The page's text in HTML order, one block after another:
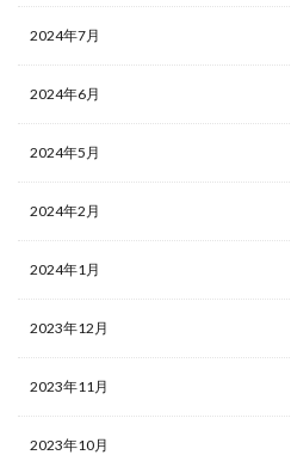
2024年7月
2024年6月
2024年5月
2024年2月
2024年1月
2023年12月
2023年11月
2023年10月